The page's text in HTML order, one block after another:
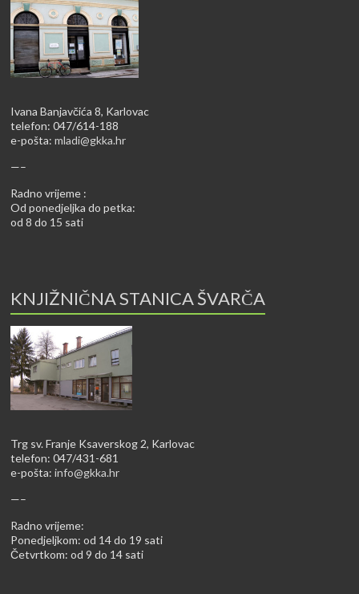
Ivana Banjavčića 8, Karlovac
telefon: 047/614-188
e-pošta:mladi@gkka.hr
—–
Radno vrijeme :
Od ponedjeljka do petka:
od 8 do 15 sati
KNJIŽNIČNA STANICA ŠVARČA
Trg sv. Franje Ksaverskog 2, Karlovac
telefon: 047/431-681
e-pošta:info@gkka.hr
—–
Radno vrijeme:
Ponedjeljkom: od 14 do 19 sati
Četvrtkom: od 9 do 14 sati